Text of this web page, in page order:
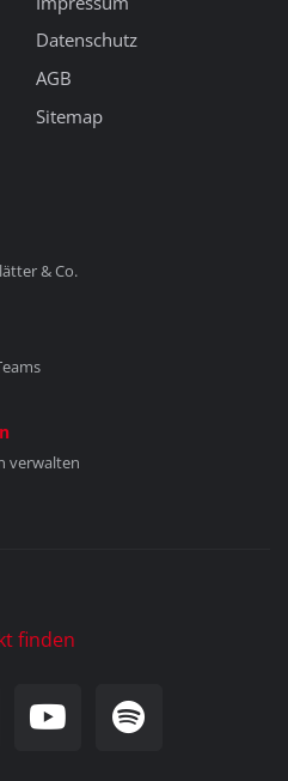
Datenschutz
AGB
Sitemap
& Co.
verwalten
finden